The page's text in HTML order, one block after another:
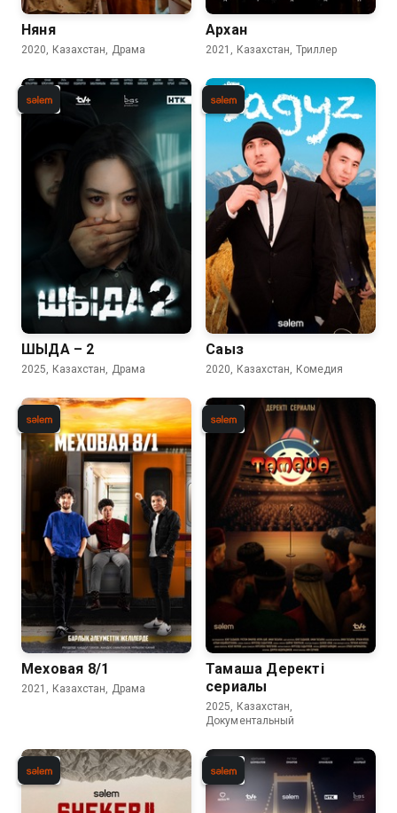
Няня
2020, Казахстан, Драма
Архан
2021, Казахстан, Триллер
ШЫДА – 2
2025, Казахстан, Драма
Сағыз
2020, Казахстан, Комедия
Меховая 8/1
2021, Казахстан, Драма
Тамаша Деректі
сериалы
2025, Казахстан,
Документальный